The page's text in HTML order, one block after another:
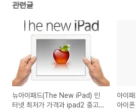
관련글
뉴아이패드(The New iPad) 인
터넷 최저가 가격과 ipad2 중고가
아이
아이